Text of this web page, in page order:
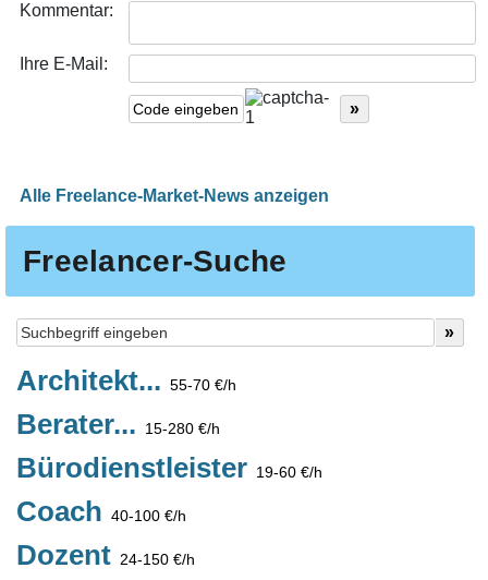
Freelancer-Suche
Architekt... 55-70 €/h
Berater... 15-280 €/h
Bürodienstleister 19-60 €/h
Coach 40-100 €/h
Dozent 24-150 €/h
Kommentar:
Ihre E-Mail:
Alle Freelance-Market-News anzeigen